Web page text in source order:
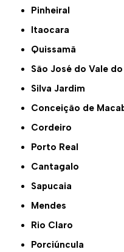
Pinheiral
Itaocara
Quissamã
São José do Vale
Silva Jardim
Conceição de
Cordeiro
Porto Real
Cantagalo
Sapucaia
Mendes
Rio Claro
Porciúncula